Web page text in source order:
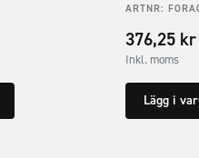
ARTNR:
376,25 kr
Inkl. moms
Lägg i